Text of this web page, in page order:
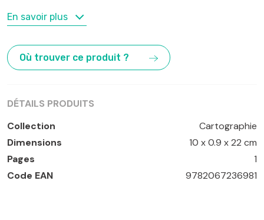
MOTS-CLÉS
En savoir plus
Où trouver ce produit ?
DÉTAILS PRODUITS
Collection
Cartographie
Dimensions
10 x 0.9 x 22 cm
Pages
1
Code EAN
9782067236981